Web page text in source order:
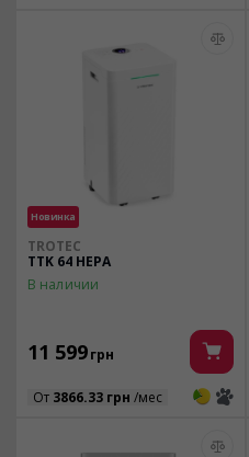
Новинка
TROTEC
TTK 64 HEPA
В наличии
11 599грн
От 3866.33 грн /мес 3 3